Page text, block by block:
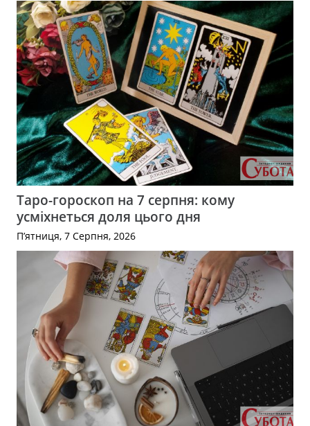
Таро-гороскоп на 7 серпня: кому
усміхнеться доля цього дня
П’ятниця, 7 Серпня, 2026